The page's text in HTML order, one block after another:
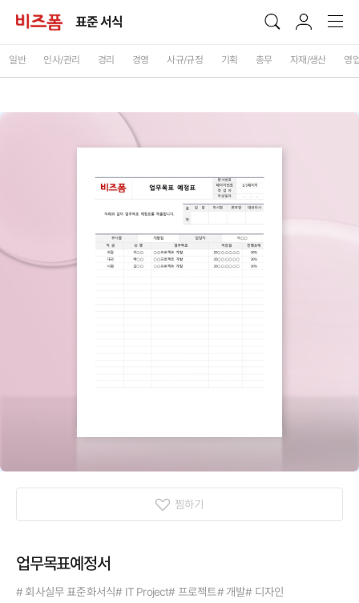
표준 서식
일반 인사/관리 경리 경영 사규/규정 기획 총무 자재/생산 영
찜하기
업무목표예정서
# 회사실무 표준화서식# IT Project# 프로젝트# 개발# 디자인